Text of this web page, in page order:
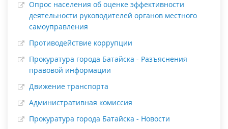
Опрос населения об оценке эффективности
деятельности руководителей органов местного
самоуправления
Противодействие коррупции
Прокуратура города Батайска - Разъяснения
правовой информации
Движение транспорта
Административная комиссия
Прокуратура города Батайска - Новости